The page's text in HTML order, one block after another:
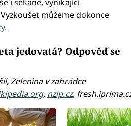
můžeme dokonce
jedovatá? Odpověď se
Zelenina v zahrádce
, nzip.cz,